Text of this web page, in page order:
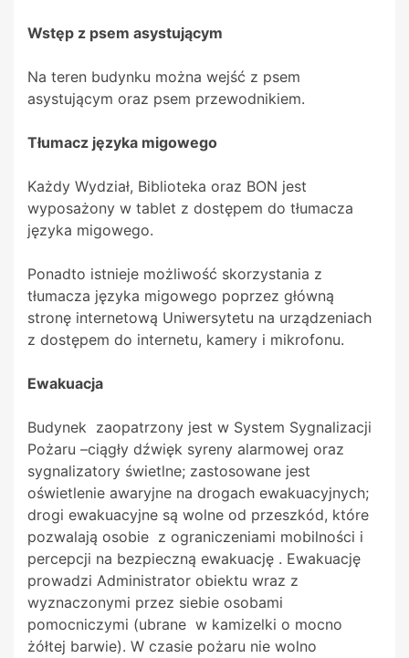
Wstęp z psem asystującym
Na teren budynku można wejść z psem
asystującym oraz psem przewodnikiem.
Tłumacz języka migowego
Każdy Wydział, Biblioteka oraz BON jest
wyposażony w tablet z dostępem do tłumacza
języka migowego.
Ponadto istnieje możliwość skorzystania z
tłumacza języka migowego poprzez główną
stronę internetową Uniwersytetu na urządzeniach
z dostępem do internetu, kamery i mikrofonu.
Ewakuacja
Budynek zaopatrzony jest w System Sygnalizacji
Pożaru –ciągły dźwięk syreny alarmowej oraz
sygnalizatory świetlne; zastosowane jest
oświetlenie awaryjne na drogach ewakuacyjnych;
drogi ewakuacyjne są wolne od przeszkód, które
pozwalają osobie z ograniczeniami mobilności i
percepcji na bezpieczną ewakuację . Ewakuację
prowadzi Administrator obiektu wraz z
wyznaczonymi przez siebie osobami
pomocniczymi (ubrane w kamizelki o mocno
żółtej barwie). W czasie pożaru nie wolno